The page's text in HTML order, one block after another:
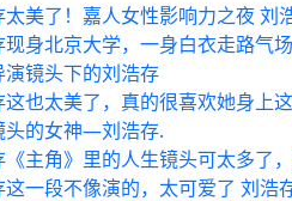
太美了！嘉人女性影响力之夜 刘
身北京大学，一身白衣走路气
演镜头下的刘浩存
这也太美了，真的很喜欢她身上
头的女神—刘浩存.
主角》里的人生镜头可太多了
这一段不像演的，太可爱了 刘浩